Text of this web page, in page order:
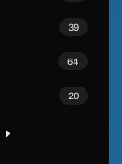
39
64
20